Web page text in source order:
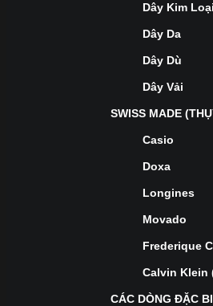
Dây Kim Loại
Dây Da
Dây Dù
Dây Vải
SWISS MADE
Casio
Doxa
Longines
Movado
Frederique
Calvin Klein
CÁC DÒNG ĐẶC